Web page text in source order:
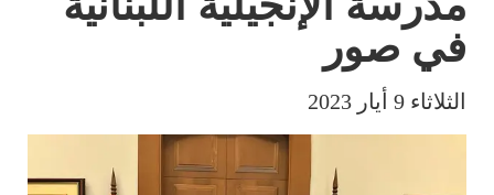
في صور
الثلاثاء 9 أيار 2023